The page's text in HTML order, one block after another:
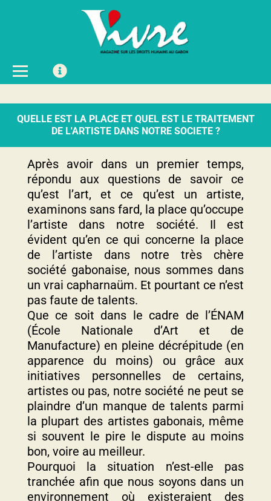
QUELLE EST LA PLACE ET QUEL EST LE TRAITEMENT
DE L'ARTISTE DANS NOTRE SOCIETE ?
Après avoir dans un premier temps,
répondu aux questions de savoir ce
qu’est l’art, et ce qu’est un artiste,
examinons sans fard, la place qu’occupe
l’artiste dans notre société. Il est
évident qu’en ce qui concerne la place
de l’artiste dans notre très chère
société gabonaise, nous sommes dans
un vrai capharnaüm. Et pourtant ce n’est
pas faute de talents.
Que ce soit dans le cadre de l’ÉNAM
(École Nationale d’Art et de
Manufacture) en pleine décrépitude (en
apparence du moins) ou grâce aux
initiatives personnelles de certains,
artistes ou pas, notre société ne peut se
plaindre d’un manque de talents parmi
la plupart des artistes gabonais, même
si souvent le pire le dispute au moins
bon, voire au meilleur.
Pourquoi la situation n’est-elle pas
tranchée afin que nous soyons dans un
environnement où existeraient des